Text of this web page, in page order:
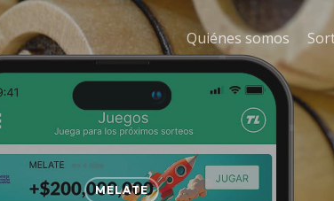
Quiénes somos
MELATE